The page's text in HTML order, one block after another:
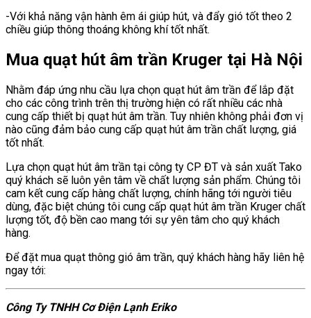
-Với khả năng vận hành êm ái giúp hút, và đẩy gió tốt theo 2
chiều giúp thông thoáng không khí tốt nhất.
Mua quạt hút âm trần Kruger tại Hà Nội
Nhằm đáp ứng nhu cầu lựa chọn quạt hút âm trần để lắp đặt
cho các công trình trên thị trường hiện có rất nhiều các nhà
cung cấp thiết bị quạt hút âm trần. Tuy nhiên không phải đơn vị
nào cũng đảm bảo cung cấp quạt hút âm trần chất lượng, giá
tốt nhất.
Lựa chọn quạt hút âm trần tại công ty CP ĐT và sản xuất Tako
quý khách sẽ luôn yên tâm về chất lượng sản phẩm. Chúng tôi
cam kết cung cấp hàng chất lượng, chính hãng tới người tiêu
dùng, đặc biệt chúng tôi cung cấp quạt hút âm trần Kruger chất
lượng tốt, độ bền cao mang tới sự yên tâm cho quý khách
hàng.
Để đặt mua quạt thông gió âm trần, quý khách hàng hãy liên hệ
ngay tới:
Công Ty TNHH Cơ Điện Lạnh Eriko